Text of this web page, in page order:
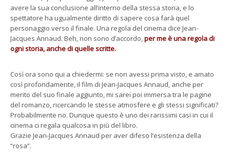
avere la sua conclusione all’interno della stessa storia, e lo
spettatore ha ugualmente diritto di sapere cosa farà quel
personaggio verso il finale. Una regola del cinema dice Jean-
Jacques Annaud. Beh, non sono d’accordo,per me è una regola di
ogni storia, anche di quelle scritte.
Così ora sono qui a chiedermi: se non avessi prima visto, e amato
così profondamente, il film di Jean-Jacques Annaud, anche per
merito del suo finale aggiunto, mi sarei poi immersa tra le pagine
del romanzo, ricercando le stesse atmosfere e gli stessi significati?
Probabilmente no. Dunque questo è uno dei rarissimi casi in cui il
cinema ci regala qualcosa in più del libro.
Grazie Jean-Jacques Annaud per aver difeso l’esistenza della
“rosa”.